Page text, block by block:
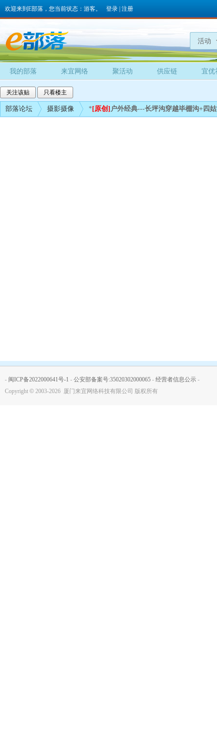
欢迎来到E部落，您当前状态：游客。 登录 注册
活动
我的部落 来宜网络 聚活动 供应链 宜优
关注该贴 只看楼主
部落论坛 摄影摄像 * [原创] 户外经典---长坪沟穿越毕棚沟+四
- 闽ICP备2022000641号-1 - 公安部备案号:35020302000065 - 经营者信息公示 -
Copyright © 2003-2026 厦门来宜网络科技有限公司 版权所有